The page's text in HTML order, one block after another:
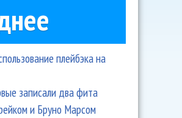
плейбэка на
записали два фита
и Бруно Марсом